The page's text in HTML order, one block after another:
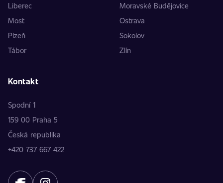
Liberec
Moravské Budějovice
Most
Ostrava
Plzeň
Sokolov
Tábor
Zlín
Kontakt
Spodní 1
159 00 Praha 5
Česká republika
+420 737 667 422